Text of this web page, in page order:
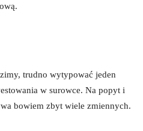
trudno wytypować jeden
w surowce. Na popyt i
bowiem zbyt wiele zmiennych.